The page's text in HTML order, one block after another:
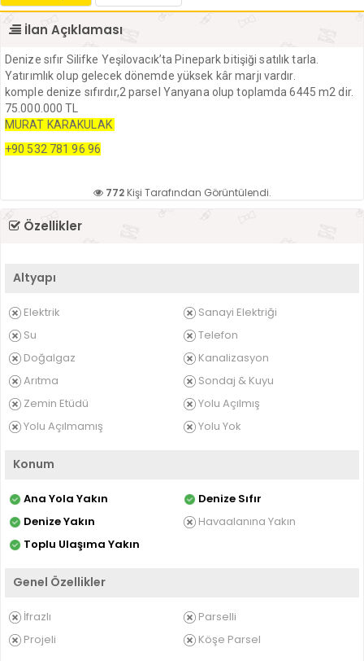
İlan Açıklaması
Denize sıfır Silifke Yeşilovacık’ta Pinepark bitişiği satılık tarla.
Yatırımlık olup gelecek dönemde yüksek kâr marjı vardır.
komple denize sıfırdır,2 parsel Yanyana olup toplamda 6445 m2 dir.
75.000.000 TL
MURAT KARAKULAK
+90 532 781 96 96
772Kişi Tarafından Görüntülendi.
Özellikler
Altyapı
Elektrik
Sanayi Elektriği
Su
Telefon
Doğalgaz
Kanalizasyon
Arıtma
Sondaj & Kuyu
Zemin Etüdü
Yolu Açılmış
Yolu Açılmamış
Yolu Yok
Konum
Ana Yola Yakın
Denize Sıfır
Denize Yakın
Havaalanına Yakın
Toplu Ulaşıma Yakın
Genel Özellikler
İfrazlı
Parselli
Projeli
Köşe Parsel